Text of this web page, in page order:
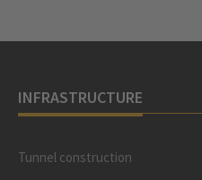
INFRASTRUCTURE
Tunnel construction